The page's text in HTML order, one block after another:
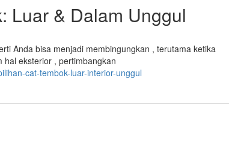
Luar & Dalam Unggul
Anda bisa menjadi membingungkan , terutama ketika
hal eksterior , pertimbangkan
cat-tembok-luar-interior-unggul